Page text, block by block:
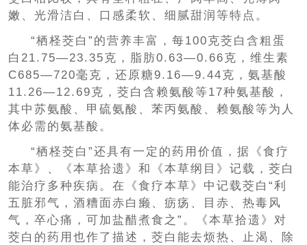
嫩、光滑洁白、口感柔软、细腻甜润等特点。
“栖柽茭白”的营养丰富，每100克茭白含粗蛋
白21.75—23.35克，脂肪0.63—0.66克，维生素
C685—720毫克，还原糖9.16—9.44克，氨基酸
11.26—12.69克，茭白含赖氨酸等17种氨基酸，
其中苏氨酸、甲硫氨酸、苯丙氨酸、赖氨酸等为人
体必需的氨基酸。
“栖柽茭白”还具有一定的药用价值，据《食疗
本草》、《本草拾遗》和《本草纲目》记载，茭白
能治疗多种疾病。在《食疗本草》中记载茭白“利
五脏邪气，酒糟面赤白癞、疬疡、目赤、热毒风
气，卒心痛，可加盐醋煮食之”。《本草拾遗》对
茭白的药用也作了描述，茭白能去烦热、止渴、除